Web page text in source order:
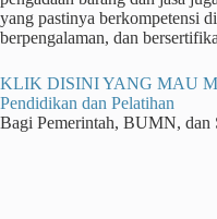
yang pastinya berkompetensi
berpengalaman, dan
KLIK DISINI YANG MAU
Pendidikan dan Pelatihan
Bagi Pemerintah, BUMN, dan